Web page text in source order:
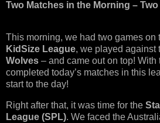
Two Matches in the Morning –
This morning, we had two games on
KidSize League, we played against
Wolves – and came out on top! With
completed today’s matches in this
start to the day!
Right after that, it was time for the
League (SPL). We faced the